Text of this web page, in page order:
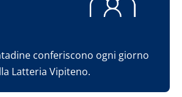
conferiscono ogni giorno
Latteria Vipiteno.